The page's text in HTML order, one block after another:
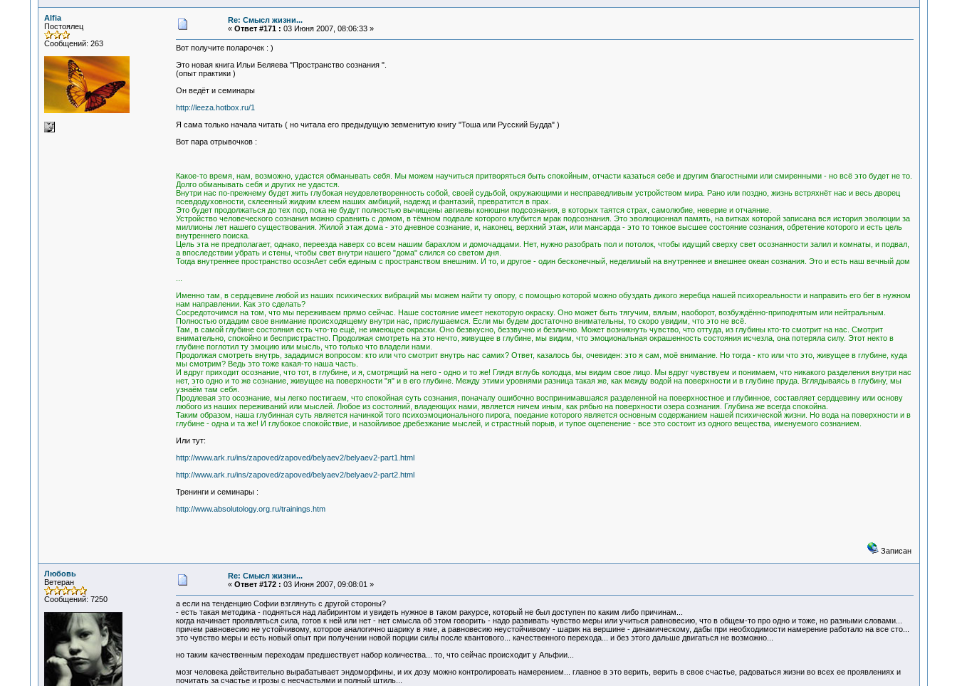
Alfia
Постоялец
Сообщений: 263
Re: Смысл жизни...
« Ответ #171 : 03 Июня 2007, 08:06:33 »
Вот получите поларочек : )
Это новая книга Ильи Беляева "Пространство сознания ".
(опыт практики )
Он ведёт и семинары
http://leeza.hotbox.ru/1
Я сама только начала читать ( но читала его предыдущую зевменитую книгу "Тоша или Русский Будда" )
Вот пара отрывочков :
Какое-то время, нам, возможно, удастся обманывать себя. Мы можем научиться притворяться быть спокойным, отчасти казаться себе и другим благостными или смиренными - но всё это будет не то.
Долго обманывать себя и других не удастся.
Внутри нас по-прежнему будет жить глубокая неудовлетворенность собой, своей судьбой, окружающими и несправедливым устройством мира. Рано или поздно, жизнь встряхнёт нас и весь дворец
псевдодуховности, склеенный жидким клеем наших амбиций, надежд и фантазий, превратится в прах.
Это будет продолжаться до тех пор, пока не будут полностью вычищены авгиевы конюшни подсознания, в которых таятся страх, самолюбие, неверие и отчаяние.
Устройство человеческого сознания можно сравнить с домом, в тёмном подвале которого клубится мрак подсознания. Это эволюционная память, на витках которой записана вся история эволюции за
миллионы лет нашего существования. Жилой этаж дома - это дневное сознание, и, наконец, верхний этаж, или мансарда - это то тонкое высшее состояние сознания, обретение которого и есть цель
внутреннего поиска.
Цель эта не предполагает, однако, переезда наверх со всем нашим барахлом и домочадцами. Нет, нужно разобрать пол и потолок, чтобы идущий сверху свет осознанности залил и комнаты, и подвал,
а впоследствии убрать и стены, чтобы свет внутри нашего "дома" слился со светом дня.
Тогда внутреннее пространство осознАет себя единым с пространством внешним. И то, и другое - один бесконечный, неделимый на внутреннее и внешнее океан сознания. Это и есть наш вечный дом
Именно там, в сердцевине любой из наших психических вибраций мы можем найти ту опору, с помощью которой можно обуздать дикого жеребца нашей психореальности и направить его бег в нужном
нам направлении. Как это сделать?
Сосредоточимся на том, что мы переживаем прямо сейчас. Наше состояние имеет некоторую окраску. Оно может быть тягучим, вялым, наоборот, возбуждённо-приподнятым или нейтральным.
Полностью отдадим свое внимание происходящему внутри нас, прислушаемся. Если мы будем достаточно внимательны, то скоро увидим, что это не всё.
Там, в самой глубине состояния есть что-то ещё, не имеющее окраски. Оно безвкусно, беззвучно и безлично. Может возникнуть чувство, что оттуда, из глубины кто-то смотрит на нас. Смотрит
внимательно, спокойно и беспристрастно. Продолжая смотреть на это нечто, живущее в глубине, мы видим, что эмоциональная окрашенность состояния исчезла, она потеряла силу. Этот некто в
глубине поглотил ту эмоцию или мысль, что только что владели нами.
Продолжая смотреть внутрь, зададимся вопросом: кто или что смотрит внутрь нас самих? Ответ, казалось бы, очевиден: это я сам, моё внимание. Но тогда - кто или что это, живущее в глубине, куда
мы смотрим? Ведь это тоже какая-то наша часть.
И вдруг приходит осознание, что тот, в глубине, и я, смотрящий на него - одно и то же! Глядя вглубь колодца, мы видим свое лицо. Мы вдруг чувствуем и понимаем, что никакого разделения внутри нас
нет, это одно и то же сознание, живущее на поверхности "я" и в его глубине. Между этими уровнями разница такая же, как между водой на поверхности и в глубине пруда. Вглядываясь в глубину, мы
узнаём там себя.
Продлевая это осознание, мы легко постигаем, что спокойная суть сознания, поначалу ошибочно воспринимавшаяся разделенной на поверхностное и глубинное, составляет сердцевину или основу
любого из наших переживаний или мыслей. Любое из состояний, владеющих нами, является ничем иным, как рябью на поверхности озера сознания. Глубина же всегда спокойна.
Таким образом, наша глубинная суть является начинкой того психоэмоционального пирога, поедание которого является основным содержанием нашей психической жизни. Но вода на поверхности и в
глубине - одна и та же! И глубокое спокойствие, и назойливое дребезжание мыслей, и страстный порыв, и тупое оцепенение - все это состоит из одного вещества, именуемого сознанием.
Или тут:
http://www.ark.ru/ins/zapoved/zapoved/belyaev2/belyaev2-part1.html
http://www.ark.ru/ins/zapoved/zapoved/belyaev2/belyaev2-part2.html
Тренинги и семинары :
http://www.absolutology.org.ru/trainings.htm
Записан
Любовь
Ветеран
Сообщений: 7250
Re: Смысл жизни...
« Ответ #172 : 03 Июня 2007, 09:08:01 »
а если на тенденцию Софии взглянуть с другой стороны?
- есть такая методика - подняться над лабиринтом и увидеть нужное в таком ракурсе, который не был доступен по каким либо причинам...
когда начинает проявляться сила, готов к ней или нет - нет смысла об этом говорить - надо развивать чувство меры или учиться равновесию, что в общем-то про одно и тоже, но разными словами...
причем равновесию не устойчивому, которое аналогично шарику в яме, а равновесию неустойчивому - шарик на вершине - динамическому, дабы при необходимости намерение работало на все сто...
это чувство меры и есть новый опыт при получении новой порции силы после квантового... качественного перехода... и без этого дальше двигаться не возможно...
но таким качественным переходам предшествует набор количества... то, что сейчас происходит у Альфии...
мозг человека действительно вырабатывает эндоморфины, и их дозу можно контролировать намерением... главное в это верить, верить в свое счастье, радоваться жизни во всех ее проявлениях и
почитать за счастье и грозы с несчастьями и полный штиль...